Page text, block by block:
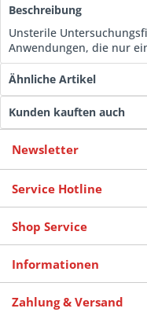
Beschreibung
Unsterile
Anwendungen, die nur
Ähnliche Artikel
Kunden kauften auch
Newsletter
Service Hotline
Shop Service
Informationen
Zahlung & Versand